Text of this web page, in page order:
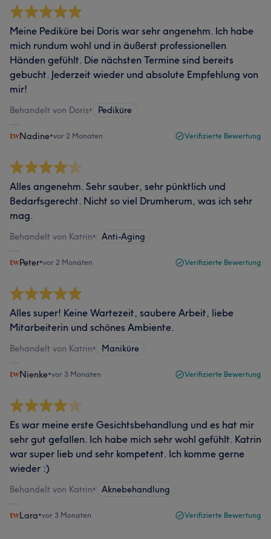
Meine Pediküre bei Doris war sehr angenehm. Ich habe
mich rundum wohl und in äußerst professionellen
Händen gefühlt. Die nächsten Termine sind bereits
gebucht. Jederzeit wieder und absolute Empfehlung von
mir!
Behandelt von Doris• Pediküre
Nadine•vor 2 Monaten Verifizierte Bewertung
Alles angenehm. Sehr sauber, sehr pünktlich und
Bedarfsgerecht. Nicht so viel Drumherum, was ich sehr
mag.
Behandelt von Katrin• Anti-Aging
Peter•vor 2 Monaten Verifizierte Bewertung
Alles super! Keine Wartezeit, saubere Arbeit, liebe
Mitarbeiterin und schönes Ambiente.
Behandelt von Katrin• Maniküre
Nienke•vor 3 Monaten Verifizierte Bewertung
Es war meine erste Gesichtsbehandlung und es hat mir
sehr gut gefallen. Ich habe mich sehr wohl gefühlt. Katrin
war super lieb und sehr kompetent. Ich komme gerne
wieder :)
Behandelt von Katrin• Aknebehandlung
Lara•vor 3 Monaten Verifizierte Bewertung